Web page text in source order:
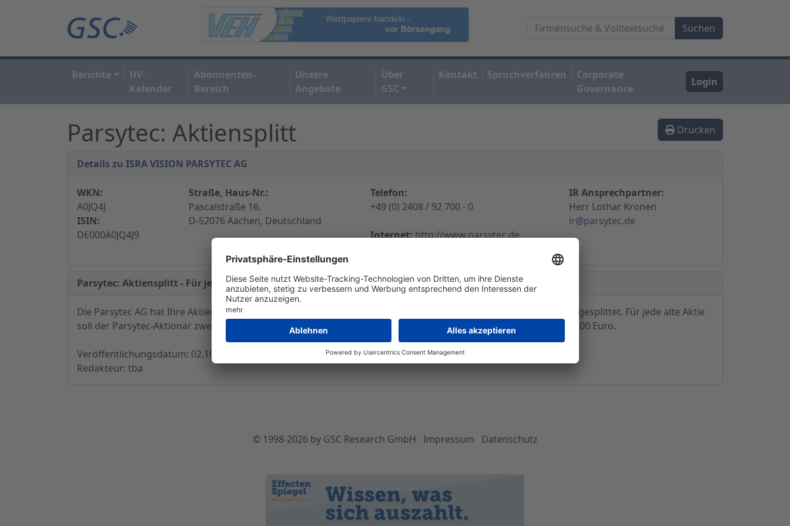
Berichte
HV-
Kalender
Abonnenten-
Bereich
Unsere
Angebote
Über
GSC
Kontakt Spruchverfahren
Corporate
Governance
Login
Drucken
Parsytec: Aktiensplitt
Details zu ISRA VISION PARSYTEC AG
WKN:
A0JQ4J
ISIN:
DE000A0JQ4J9
Straße, Haus-Nr.:
Pascalstraße 16,
D-52076 Aachen, Deutschland
Telefon:
+49 (0) 2408 / 92 700 - 0
Internet:http://www.parsytec.de
IR Ansprechpartner:
Herr Lothar Kronen
ir@parsytec.de
Parsytec: Aktiensplitt - Für jede alte Aktie soll der Parsytec-Aktion&
Die Parsytec AG hat Ihre Aktien vor Handelsbeginn durch die Ausgabe von Berichtigungsaktien im Verhältnis 1:2 gesplittet. Für jede alte Aktie
soll der Parsytec-Aktionär zwei neue Aktien erhalten. Der Kurs wird dadurch gedrittelt und notiert zur Zeit bei 68,00 Euro.
Veröffentlichungsdatum: 02.10.2000 - 11:24
Redakteur: tba
© 1998-2026by GSC Research GmbH Impressum Datenschutz